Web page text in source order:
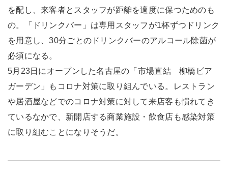
を配し、来客者とスタッフが距離を適度に保つためのも
の。「ドリンクバー」は専用スタッフが1杯ずつドリンク
を用意し、30分ごとのドリンクバーのアルコール除菌が
必須になる。
5月23日にオープンした名古屋の「市場直結 柳橋ビア
ガーデン」もコロナ対策に取り組んでいる。レストラン
や居酒屋などでのコロナ対策に対して来店客も慣れてき
ているなかで、新開店する商業施設・飲食店も感染対策
に取り組むことになりそうだ。